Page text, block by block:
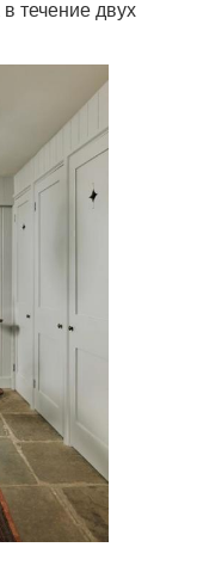
течение двух